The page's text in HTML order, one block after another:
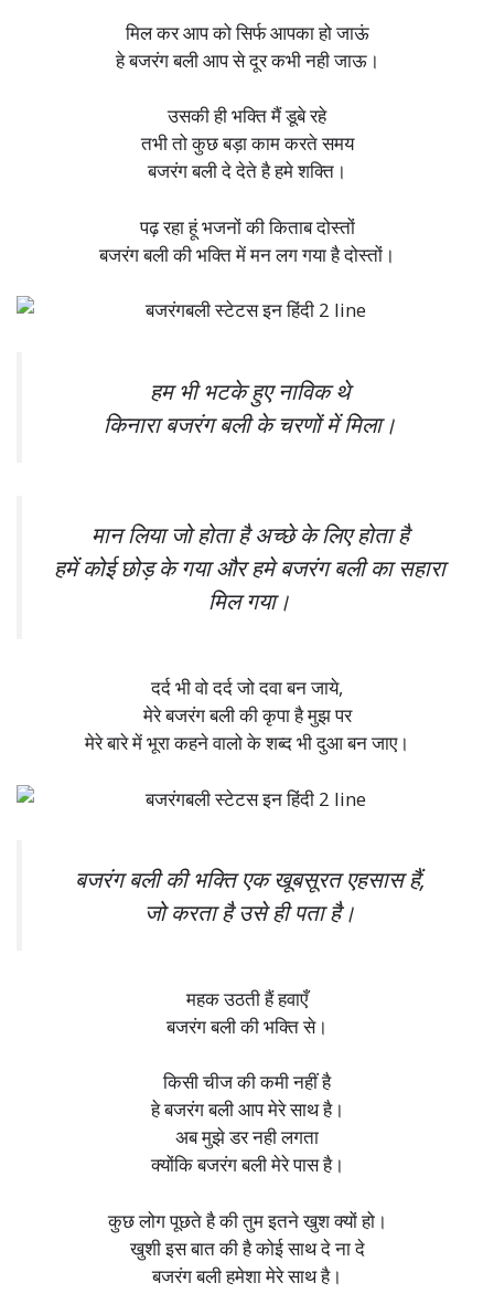
मिल कर आप को सिर्फ आपका हो जाऊं
हे बजरंग बली आप से दूर कभी नही जाऊ।
उसकी ही भक्ति मैं डूबे रहे
तभी तो कुछ बड़ा काम करते समय
बजरंग बली दे देते है हमे शक्ति।
पढ़ रहा हूं भजनों की किताब दोस्तों
बजरंग बली की भक्ति में मन लग गया है दोस्तों।
हम भी भटके हुए नाविक थे
किनारा बजरंग बली के चरणों में मिला।
मान लिया जो होता है अच्छे के लिए होता है
हमें कोई छोड़ के गया और हमे बजरंग बली का सहारा
मिल गया।
दर्द भी वो दर्द जो दवा बन जाये,
मेरे बजरंग बली की कृपा है मुझ पर
मेरे बारे में भूरा कहने वालो के शब्द भी दुआ बन जाए।
बजरंग बली की भक्ति एक खूबसूरत एहसास हैं,
जो करता है उसे ही पता है।
महक उठती हैं हवाएँ
बजरंग बली की भक्ति से।
किसी चीज की कमी नहीं है
हे बजरंग बली आप मेरे साथ है।
अब मुझे डर नही लगता
क्योंकि बजरंग बली मेरे पास है।
कुछ लोग पूछते है की तुम इतने खुश क्यों हो।
खुशी इस बात की है कोई साथ दे ना दे
बजरंग बली हमेशा मेरे साथ है।